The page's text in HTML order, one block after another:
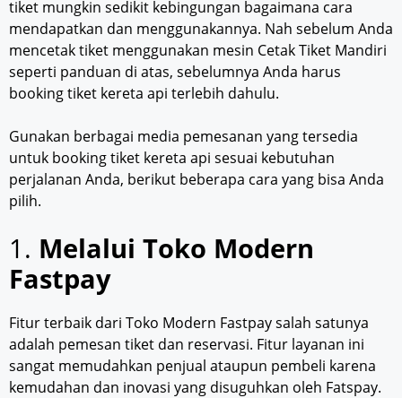
tiket mungkin sedikit kebingungan bagaimana cara
mendapatkan dan menggunakannya. Nah sebelum Anda
mencetak tiket menggunakan mesin Cetak Tiket Mandiri
seperti panduan di atas, sebelumnya Anda harus
booking tiket kereta api terlebih dahulu.
Gunakan berbagai media pemesanan yang tersedia
untuk booking tiket kereta api sesuai kebutuhan
perjalanan Anda, berikut beberapa cara yang bisa Anda
pilih.
1. Melalui Toko Modern
Fastpay
Fitur terbaik dari Toko Modern Fastpay salah satunya
adalah pemesan tiket dan reservasi. Fitur layanan ini
sangat memudahkan penjual ataupun pembeli karena
kemudahan dan inovasi yang disuguhkan oleh Fatspay.